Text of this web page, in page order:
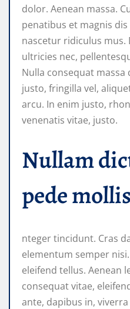
dolor. Aenean massa.
penatibus et magnis
nascetur ridiculus mus.
ultricies nec,
Nulla consequat massa
justo, fringilla vel,
arcu. In enim justo,
venenatis vitae, justo.
Nullam
pede
nteger tincidunt. Cras
elementum semper
eleifend tellus. Aenean
consequat vitae,
ante, dapibus in,